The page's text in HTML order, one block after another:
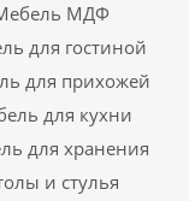
МДФ
для гостиной
для прихожей
для кухни
для хранения
и стулья